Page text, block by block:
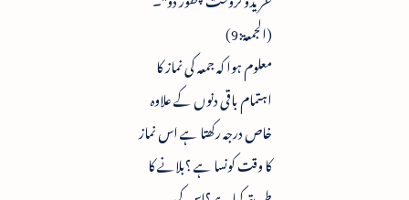
(الجمعۃ:9)
معلوم ہوا کہ جمعہ کی نماز کا
اہتمام باقی دنوں کے علاوہ
خاص درجہ رکھتا ہے اس نماز
کا وقت کونسا ہے ؟بلانے کا